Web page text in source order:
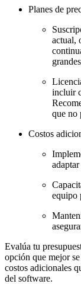
Planes de
actual,
incluir
que no
Costos
equipo
Evalúa tu
opción que mejor
costos adicionales
del software.